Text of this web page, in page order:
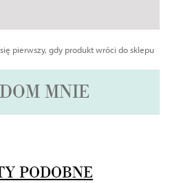
pierwszy, gdy produkt wróci do sklepu
MNIE
PODOBNE